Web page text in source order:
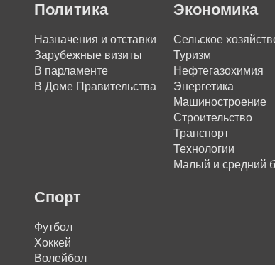
Политика
Назначения и отставки
Зарубежные визиты
В парламенте
В Доме Правительства
Экономика
Сельское
Туризм
Нефтегазохимия
Энергетика
Машиностроение
Строительство
Транспорт
Технологии
Малый и средний
Спорт
Футбол
Хоккей
Волейбол